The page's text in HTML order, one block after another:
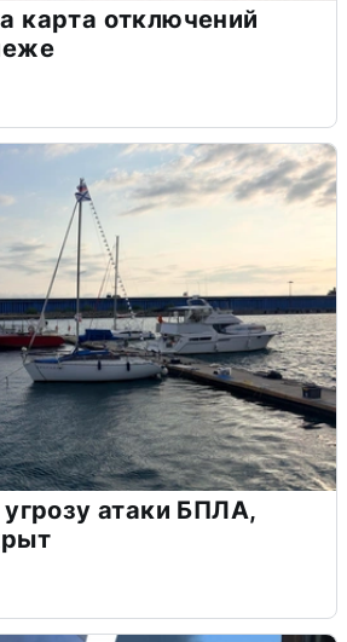
карта отключений
атаки БПЛА,